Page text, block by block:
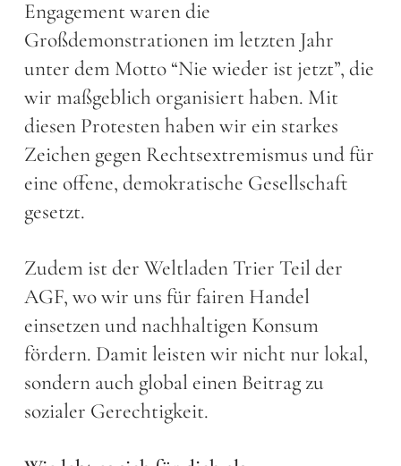
Engagement waren die
Großdemonstrationen im letzten Jahr
unter dem Motto “Nie wieder ist jetzt”, die
wir maßgeblich organisiert haben. Mit
diesen Protesten haben wir ein starkes
Zeichen gegen Rechtsextremismus und für
eine offene, demokratische Gesellschaft
gesetzt.
Zudem ist der Weltladen Trier Teil der
AGF, wo wir uns für fairen Handel
einsetzen und nachhaltigen Konsum
fördern. Damit leisten wir nicht nur lokal,
sondern auch global einen Beitrag zu
sozialer Gerechtigkeit.